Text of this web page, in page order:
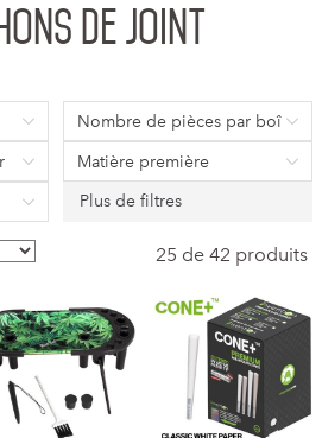
de joint
Nombre de pièces par boîte
Matière première
Plus de filtres
25 de 42 produits